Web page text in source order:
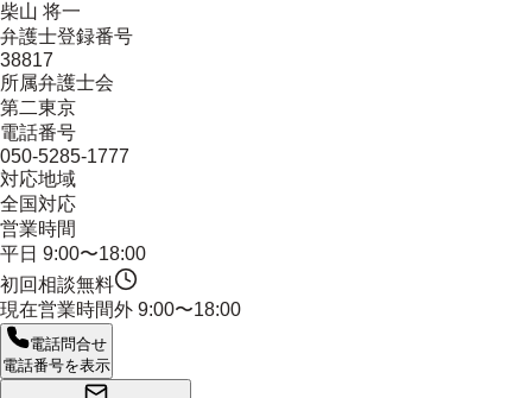
柴山 将一
弁護士登録番号
38817
所属弁護士会
第二東京
電話番号
050-5285-1777
対応地域
全国対応
営業時間
平日 9:00〜18:00
初回相談無料
現在営業時間外 9:00〜18:00
電話問合せ
電話番号を表示